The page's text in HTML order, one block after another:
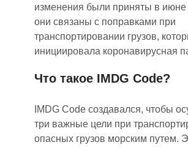
изменения были приняты в июне
они связаны с поправками при
транспортировании грузов,
инициировала коронавирусная
Что такое IMDG Code?
IMDG Code создавался, чтобы
три важные цели при
опасных грузов морским путем.